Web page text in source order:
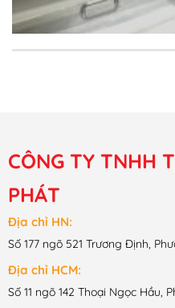
CÔNG TY TNHH
PHÁT
Địa chỉ HN:
Số 177 ngõ 521 Trương Định,
Địa chỉ HCM:
Số 11 ngõ 142 Thoại Ngọc Hầu,